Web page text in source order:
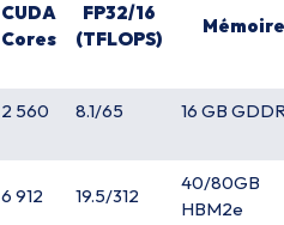
CUDA
Cores
FP32/16
(TFLOPS)
Mémoire
2 560 8.1/65 16 GB
6 912 19.5/312
40/80GB
HBM2e